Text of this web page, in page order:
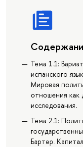
Тема 1.1:
испанского
Мировая
отношения как
исследования.
Тема 2.1:
Бартер.